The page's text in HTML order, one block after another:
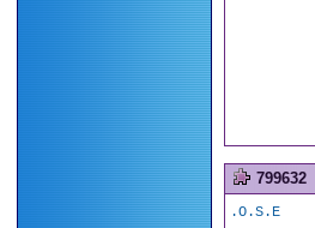
799632
.O.S.E